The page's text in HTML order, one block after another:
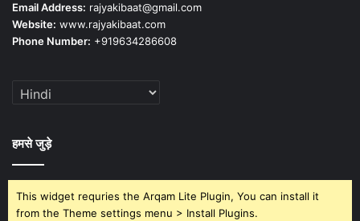
Email Address: rajyakibaat@gmail.com
Website: www.rajyakibaat.com
Phone Number: +919634286608
हमसे जुड़े
This widget requries the Arqam Lite Plugin, You can install it
from the Theme settings menu > Install Plugins.